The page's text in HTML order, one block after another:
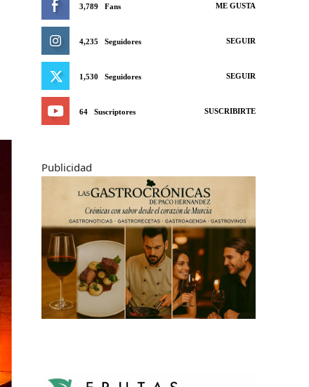
3,789 Fans ME GUSTA
4,235 Seguidores SEGUIR
1,530 Seguidores SEGUIR
64 Suscriptores SUSCRIBIRTE
Publicidad